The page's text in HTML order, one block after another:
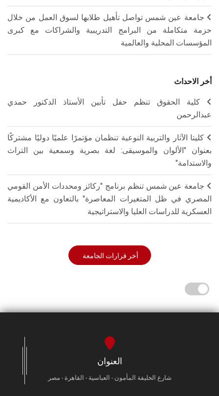
جامعة عين شمس تواصل تأهيل طلابها لسوق العمل من خلال
حزمة متكاملة من البرامج التدريبية والشراكات مع كبرى
المؤسسات المحلية والعالمية
أخر الاحداث
كلية الحقوق تنظم حفل تأبين الأستاذ الدكتور حمدي
عبدالرحمن
كليتا الآثار والتربية النوعية تنظمان مؤتمرًا علميًا دوليًا مشتركًا
بعنوان "الألوان والموسيقى: لغة بصرية وسمعية بين التراث
والاستدامة"
جامعة عين شمس تنظم برنامج "ركائز ومحددات الأمن القومي
المصري في ظل المتغيرات المعاصرة" بالتعاون مع الأكاديمية
العسكرية للدراسات العليا والاستراتيجية
أخر قرارات الجامعة
العنوان
شارع الخليفة المأمون - العباسية - القاهرة - مصر